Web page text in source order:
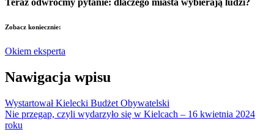
Teraz odwróćmy pytanie: dlaczego miasta wybierają ludzi?
Zobacz koniecznie:
Okiem eksperta
Nawigacja wpisu
Wystartował Kielecki Budżet Obywatelski
Nie przegap, czyli wydarzyło się w Kielcach – 16 kwietnia 2024
roku